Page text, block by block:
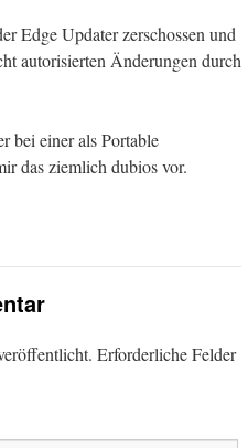
Edge Updater zerschossen und
autorisierten Änderungen durch
bei einer als Portable
das ziemlich dubios vor.
Erforderliche Felder